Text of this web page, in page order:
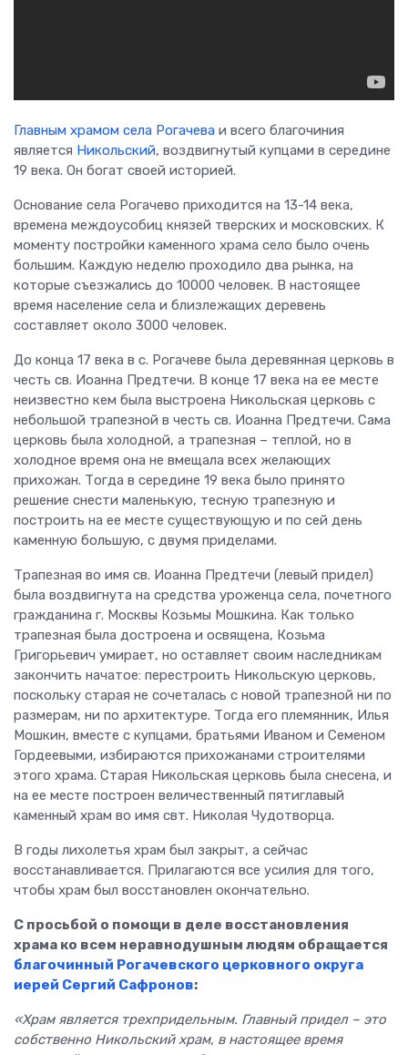
Главным храмом села Рогачева и всего благочиния
является Никольский, воздвигнутый купцами в середине
19 века. Он богат своей историей.
Основание села Рогачево приходится на 13-14 века,
времена междоусобиц князей тверских и московских. К
моменту постройки каменного храма село было очень
большим. Каждую неделю проходило два рынка, на
которые съезжались до 10000 человек. В настоящее
время население села и близлежащих деревень
составляет около 3000 человек.
До конца 17 века в с. Рогачеве была деревянная церковь в
честь св. Иоанна Предтечи. В конце 17 века на ее месте
неизвестно кем была выстроена Никольская церковь с
небольшой трапезной в честь св. Иоанна Предтечи. Сама
церковь была холодной, а трапезная – теплой, но в
холодное время она не вмещала всех желающих
прихожан. Тогда в середине 19 века было принято
решение снести маленькую, тесную трапезную и
построить на ее месте существующую и по сей день
каменную большую, с двумя приделами.
Трапезная во имя св. Иоанна Предтечи (левый придел)
была воздвигнута на средства уроженца села, почетного
гражданина г. Москвы Козьмы Мошкина. Как только
трапезная была достроена и освящена, Козьма
Григорьевич умирает, но оставляет своим наследникам
закончить начатое: перестроить Никольскую церковь,
поскольку старая не сочеталась с новой трапезной ни по
размерам, ни по архитектуре. Тогда его племянник, Илья
Мошкин, вместе с купцами, братьями Иваном и Семеном
Гордеевыми, избираются прихожанами строителями
этого храма. Старая Никольская церковь была снесена, и
на ее месте построен величественный пятиглавый
каменный храм во имя свт. Николая Чудотворца.
В годы лихолетья храм был закрыт, а сейчас
восстанавливается. Прилагаются все усилия для того,
чтобы храм был восстановлен окончательно.
С просьбой о помощи в деле восстановления
храма ко всем неравнодушным людям обращается
благочинный Рогачевского церковного округа
иерей Сергий Сафронов:
«Храм является трехпридельным. Главный придел – это
собственно Никольский храм, в настоящее время